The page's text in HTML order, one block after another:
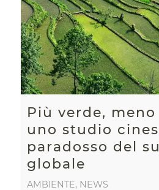
Più verde,
uno studio
paradosso del
globale
AMBIENTE, NEWS